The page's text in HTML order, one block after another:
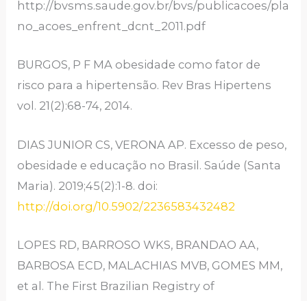
http://bvsms.saude.gov.br/bvs/publicacoes/pla
no_acoes_enfrent_dcnt_2011.pdf
BURGOS, P F MA obesidade como fator de
risco para a hipertensão. Rev Bras Hipertens
vol. 21(2):68-74, 2014.
DIAS JUNIOR CS, VERONA AP. Excesso de peso,
obesidade e educação no Brasil. Saúde (Santa
Maria). 2019;45(2):1-8. doi:
http://doi.org/10.5902/2236583432482
LOPES RD, BARROSO WKS, BRANDAO AA,
BARBOSA ECD, MALACHIAS MVB, GOMES MM,
et al. The First Brazilian Registry of